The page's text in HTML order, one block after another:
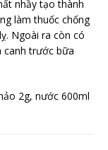
nhầy tạo thành
làm thuốc chống
Ngoài ra còn có
canh trước bữa
2g, nước 600ml